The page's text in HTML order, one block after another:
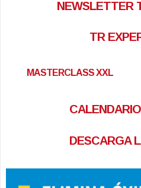
NEWSLETTER
TR
MASTERCLASS XXL
DESCARGA